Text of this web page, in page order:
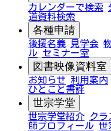
カレンダーで検索
道資料検索
各種申請
後援名義 見学会
ル セミナー室
図書映像資料室
お知らせ 利用案内
ひとこと書評
世宗学堂
世宗学堂紹介 クラ
師プロフィール 世